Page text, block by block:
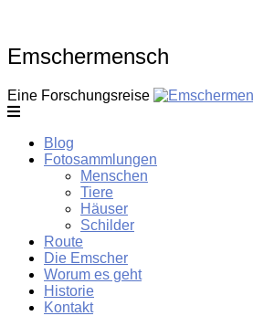
content
Emschermensch
Eine Forschungsreise
Blog
Fotosammlungen
Menschen
Tiere
Häuser
Schilder
Route
Die Emscher
Worum es geht
Historie
Kontakt